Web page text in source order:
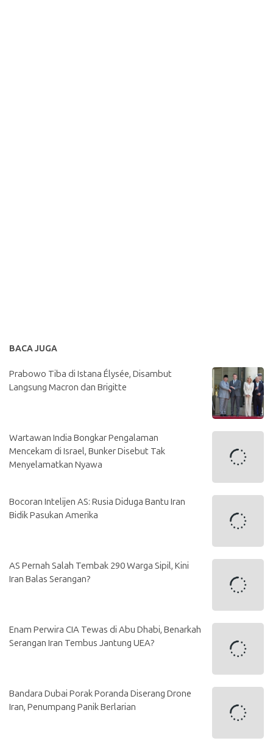
BACA JUGA
Prabowo Tiba di Istana Élysée, Disambut
Langsung Macron dan Brigitte
Wartawan India Bongkar Pengalaman
Mencekam di Israel, Bunker Disebut Tak
Menyelamatkan Nyawa
Bocoran Intelijen AS: Rusia Diduga Bantu Iran
Bidik Pasukan Amerika
AS Pernah Salah Tembak 290 Warga Sipil, Kini
Iran Balas Serangan?
Enam Perwira CIA Tewas di Abu Dhabi, Benarkah
Serangan Iran Tembus Jantung UEA?
Bandara Dubai Porak Poranda Diserang Drone
Iran, Penumpang Panik Berlarian